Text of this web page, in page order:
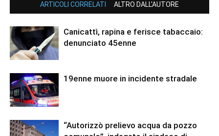
ARTICOLI CORRELATI ALTRO DALL'AUTORE
Canicattì, rapina e ferisce tabaccaio:
denunciato 45enne
19enne muore in incidente stradale
“Autorizzò prelievo acqua da pozzo